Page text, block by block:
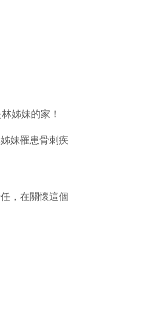
姊妹的家！
妹罹患骨刺疾
，在關懷這個